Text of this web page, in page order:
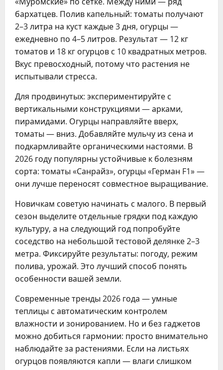
бархатцев. Полив капельный: томаты получают
2–3 литра на куст каждые 3 дня, огурцы —
ежедневно по 4–5 литров. Результат — 12 кг
томатов и 18 кг огурцов с 10 квадратных метров.
Вкус превосходный, потому что растения не
испытывали стресса.
Для продвинутых: экспериментируйте с
вертикальными конструкциями — арками,
пирамидами. Огурцы направляйте вверх,
томаты — вниз. Добавляйте мульчу из сена и
подкармливайте органическими настоями. В
2026 году популярны устойчивые к болезням
сорта: томаты «Санрайз», огурцы «Герман F1» —
они лучше переносят совместное выращивание.
Новичкам советую начинать с малого. В первый
сезон выделите отдельные грядки под каждую
культуру, а на следующий год попробуйте
соседство на небольшой тестовой делянке 2–3
метра. Фиксируйте результаты: погоду, режим
полива, урожай. Это лучший способ понять
особенности вашей земли.
Современные тренды 2026 года — умные
теплицы с автоматическим контролем
влажности и зонированием. Но и без гаджетов
можно добиться гармонии: просто внимательно
наблюдайте за растениями. Если на листьях
огурцов появляются капли — влаги слишком